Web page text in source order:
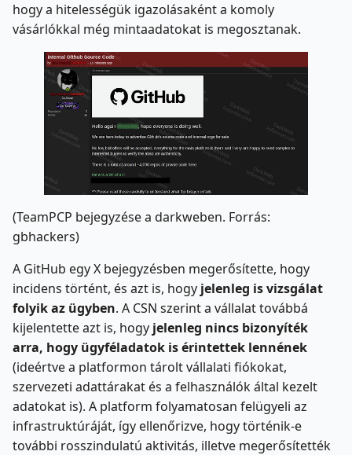
hogy a hitelességük igazolásaként a komoly
vásárlókkal még mintaadatokat is megosztanak.
(TeamPCP bejegyzése a darkweben. Forrás:
gbhackers)
A GitHub egy X bejegyzésben megerősítette, hogy
incidens történt, és azt is, hogy jelenleg is vizsgálat
folyik az ügyben. A CSN szerint a vállalat továbbá
kijelentette azt is, hogy jelenleg nincs bizonyíték
arra, hogy ügyféladatok is érintettek lennének
(ideértve a platformon tárolt vállalati fiókokat,
szervezeti adattárakat és a felhasználók által kezelt
adatokat is). A platform folyamatosan felügyeli az
infrastruktúráját, így ellenőrizve, hogy történik-e
további rosszindulatú aktivitás, illetve megerősítették